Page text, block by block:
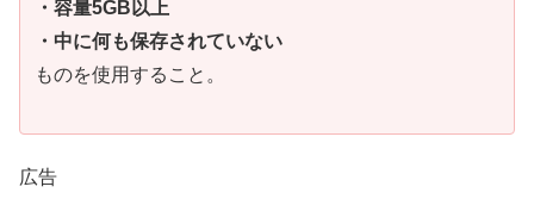
・容量5GB以上
・中に何も保存されていない
ものを使用すること。
広告